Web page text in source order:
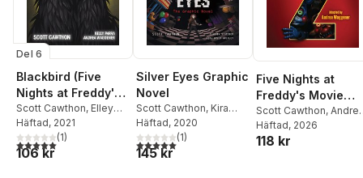
Del 6
Blackbird (Five
Nights at Freddy's:
Fazbear Frights #6)
Scott Cawthon, Elley
Cooper ,Andrea
Waggener
Häftad, 2021
5,0utav 5 stjärnor. Totalt antal röster:
(1)
106 kr
Silver Eyes Graphic
Novel
Scott Cawthon, Kira
Breed-Wrisley
Häftad, 2020
5,0utav 5 stjärnor. Totalt antal röster:
(1)
145 kr
Five Nights at
Freddy's Movie
Novel #2
Scott Cawthon,
Waggener
Häftad, 2026
118 kr